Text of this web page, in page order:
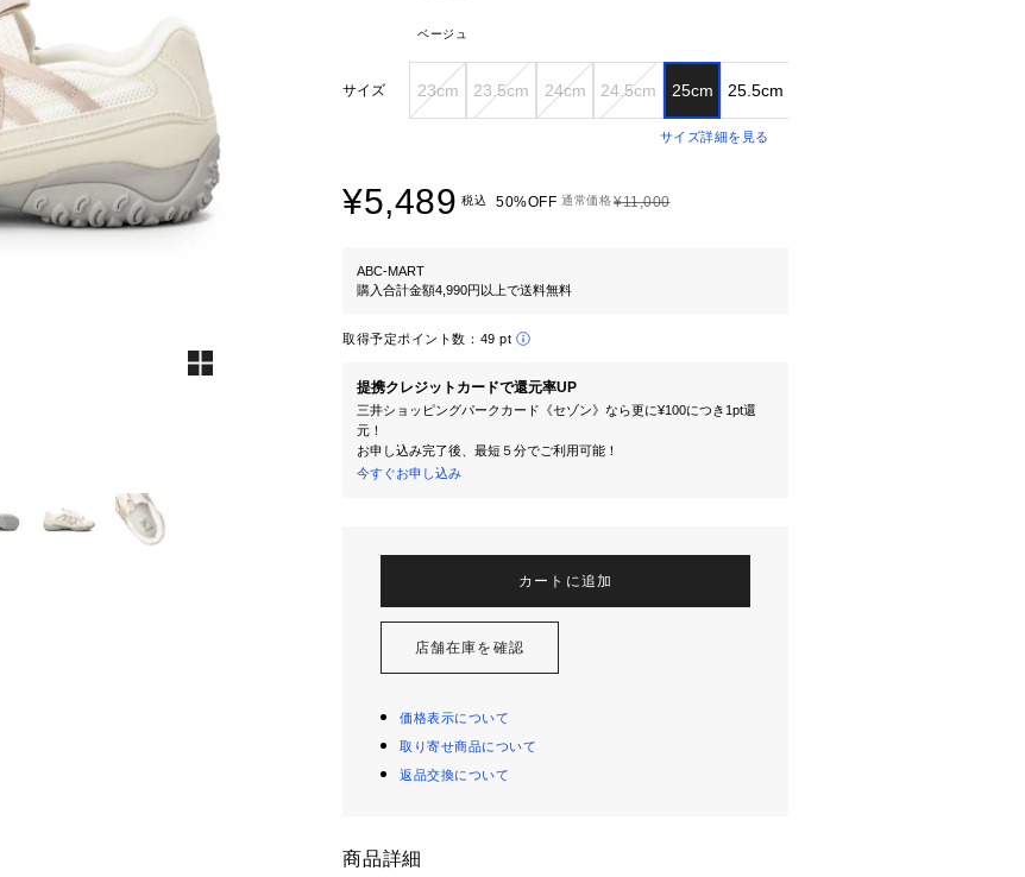
ベージュ
サイズ 23cm 23.5cm 24cm 24.5cm 25cm 25.5cm
サイズ詳細を見る
¥5,489 税込 50%OFF 通常価格¥11,000
ABC-MART
購入合計金額4,990円以上で送料無料
取得予定ポイント数： 49 pt
提携クレジットカードで還元率UP
三井ショッピングパークカード《セゾン》なら更に¥100につき1pt還
元！
お申し込み完了後、最短５分でご利用可能！
今すぐお申し込み
カートに追加
店舗在庫を確認
価格表示について
取り寄せ商品について
返品交換について
商品詳細